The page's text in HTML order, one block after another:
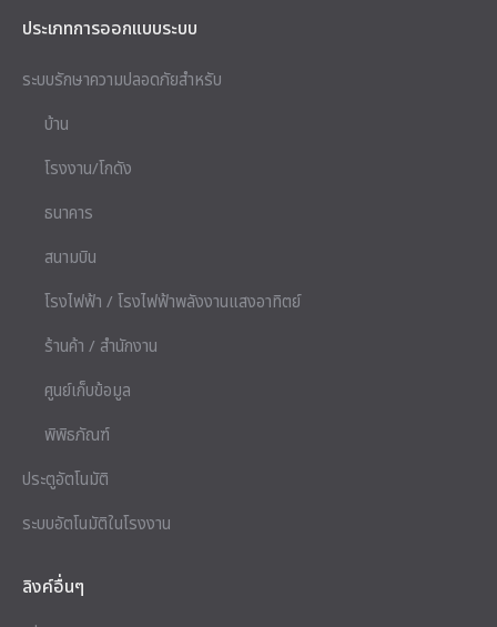
ประเภทการออกแบบระบบ
ระบบรักษาความปลอดภัยสำหรับ
บ้าน
โรงงาน/โกดัง
ธนาคาร
สนามบิน
โรงไฟฟ้า / โรงไฟฟ้าพลังงานแสงอาทิตย์
ร้านค้า / สำนักงาน
ศูนย์เก็บข้อมูล
พิพิธภัณฑ์
ประตูอัตโนมัติ
ระบบอัตโนมัติในโรงงาน
ลิงค์อื่นๆ